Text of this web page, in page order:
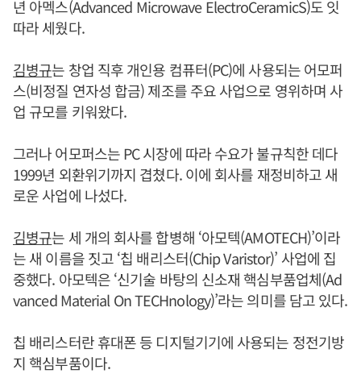
년 아멕스(Advanced Microwave ElectroCeramicS)도 잇
따라 세웠다.
김병규는 창업 직후 개인용 컴퓨터(PC)에 사용되는 어모퍼
스(비정질 연자성 합금) 제조를 주요 사업으로 영위하며 사
업 규모를 키워왔다.
그러나 어모퍼스는 PC 시장에 따라 수요가 불규칙한 데다
1999년 외환위기까지 겹쳤다. 이에 회사를 재정비하고 새
로운 사업에 나섰다.
김병규는 세 개의 회사를 합병해 ‘아모텍(AMOTECH)’이라
는 새 이름을 짓고 ‘칩 배리스터(Chip Varistor)’ 사업에 집
중했다. 아모텍은 ‘신기술 바탕의 신소재 핵심부품업체(Ad
vanced Material On TECHnology)’라는 의미를 담고 있다.
칩 배리스터란 휴대폰 등 디지털기기에 사용되는 정전기방
지 핵심부품이다.